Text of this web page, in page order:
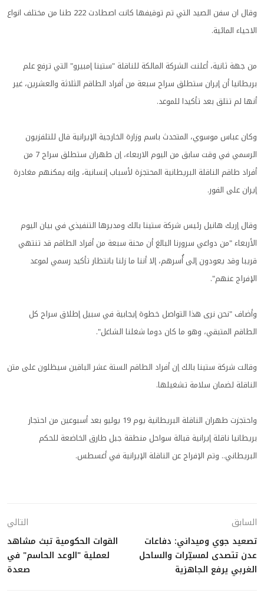
وقال ان سفن الصيد التي تم توقيفها كانت اصطادت 222 طنا من مختلف انواع
الاحياء المائية.
من جهة ثانية، أعلنت الشركة المالكة للناقلة "ستينا إمبيرو" التي ترفع علم
بريطانيا أن إيران ستطلق سراح سبعة من أفراد الطاقم الثلاثة والعشرين، غير
أنها لم تتلق بعد تأكيدا للموعد.
وكان عباس موسوي، المتحدث باسم وزارة الخارجية الإيرانية قال للتلفزيون
الرسمي في وقت سابق من اليوم الاربعاء، إن طهران ستطلق سراح 7 من
أفراد طاقم الناقلة البريطانية المحتجزة لأسباب إنسانية، وإنه يمكنهم مغادرة
إيران على الفور.
وقال إريك هانيل رئيس شركة ستينا بالك ومديرها التنفيذي في بيان اليوم
الأربعاء "من دواعي سرورنا البالغ أن محنة سبعة من أفراد الطاقم قد تنتهي
قريبا وقد يعودون إلى أُسرهم، إلا أننا ما زلنا بانتظار تأكيد رسمي لموعد
الإفراج عنهم".
وأضاف "نحن نرى هذا التواصل خطوة إيجابية في سبيل إطلاق سراح كل
الطاقم المتبقي، وهو ما كان دوما شغلنا الشاغل".
وقالت شركة ستينا بالك إن أفراد الطاقم الستة عشر الباقين سيظلون على متن
الناقلة لضمان سلامة تشغيلها.
واحتجزت طهران الناقلة البريطانية يوم 19 يوليو بعد أسبوعين من احتجاز
بريطانيا ناقلة إيرانية قبالة سواحل منطقة جبل طارق الخاضعة للحكم
البريطاني.. وتم الإفراج عن الناقلة الإيرانية في أغسطس.
السابق
تصعيد جوي وميداني: دفاعات
عدن تتصدى لمسيّرات والساحل
الغربي يرفع الجاهزية
التالي
القوات الحكومية تبث مشاهد
لعملية "الوعد الحاسم" في
صعدة